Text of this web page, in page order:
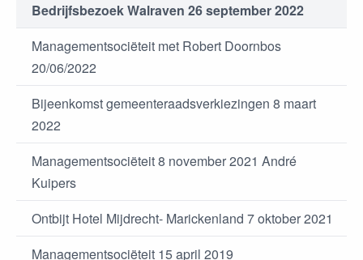
Bedrijfsbezoek Walraven 26 september 2022
Managementsociëteit met Robert Doornbos
20/06/2022
Bijeenkomst gemeenteraadsverkiezingen 8 maart
2022
Managementsociëteit 8 november 2021 André
Kuipers
Ontbijt Hotel Mijdrecht- Marickenland 7 oktober 2021
Managementsociëteit 15 april 2019